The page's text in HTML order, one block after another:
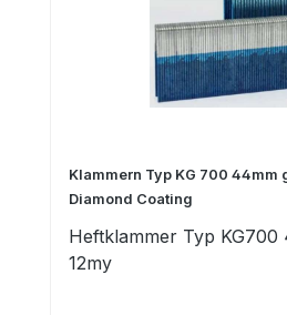
Klammern Typ KG 700 44mm
Diamond Coating
Heftklammer Typ KG700
12my